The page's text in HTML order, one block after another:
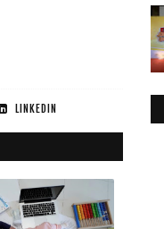
LINKEDIN